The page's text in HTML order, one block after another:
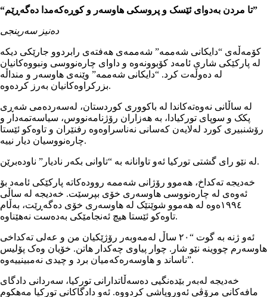
“تا مردن بەدوای ئێسک و پروسکی ھاوسەر و کوڕەکەمدا دەگەڕێم”
دەنیز سەرینجی
کۆمەڵەی “دایکانی شەممە” شەممەی ھەفتەی رابردوو جارێکی دیکە
لە پارکێکی شاری ئامەد کۆبوونەوە و داوای چارەنووسی ونبووەکانیان
لە دەوڵەت کرد. “دایکانی شەممە” وێنەی ھاوسەر و منداڵە
بزرکراوەکانیان بەرز کردەوە.
لە ساڵانی نەوەتەکاندا لە باکووری کوردستان، لەسەردەمی شەڕی
پکک و سوپای تورکیادا، بە ھەزاران رۆژنامەنووس، سیاسەتمەدار و
رۆشنبیری کورد لەلایەن کەسانی نەناسراوەوە رفنێران و تاوەکو ئێستا
چارەنووسیان دیار نییە.
لە نێو رای گشتی تورکیا ئەو تاوانانە بە “تاوانی بکەر نادیار” ناودەبرێن.
خەدیجە تەکداخ، ھەموو رۆژانی شەممە روودەکاتە پارکێکی ئامەد بۆ
ئەوەی لە چارەنووسی ھاوسەری خۆی بپرسێت. خەدیجە لە ساڵی
١٩٩٤ەوە لە ھەموو شوێنێک لە ھاوسەری خۆی دەگەڕێت، بەڵام
تاوەکو ئێستا ھیچ ئەنجامێکی بەدەست نەھێناوە.
ئەو ژنە بە گوت “٢٠ ساڵ لەمەوبەر رۆژێکیان من و عەلی تەکداخی
ھاوسەرم چووینە نێو شار. چوار پیاوی چەکدار ھاتن. خۆیان وەک پۆلیس
ناساند و ھاوسەرەکەمیان برد و چیدی نەمبینییەوە”.
خەدیجە لەبەر بێدەنگیی دەسەڵاتدارانی تورکیا، سەردانی دادگای
مافەکانی مرۆڤی ئەوروپاشی کردووە. ئەو دادگاکانی تورکیا مەھکوم